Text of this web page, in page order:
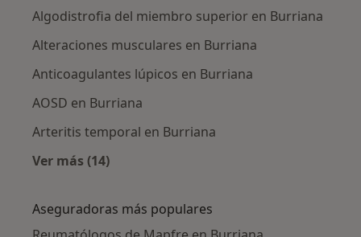
Algodistrofia del miembro superior en Burriana
Alteraciones musculares en Burriana
Anticoagulantes lúpicos en Burriana
AOSD en Burriana
Arteritis temporal en Burriana
Ver más (14)
Aseguradoras más populares